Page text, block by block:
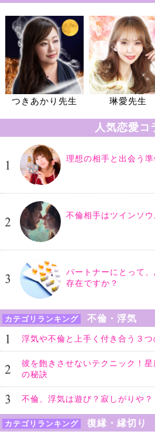
つきあかり先生 琳愛先生
人気恋愛コ
理想の相手と出会う準
不倫相手はツインソウ
パートナーにとって
存在ですか？
カテゴリランキング 不倫・浮気
浮気や不倫と上手く付き合う３つ
彼を飽きさせないテクニック！
の秘訣
不倫、浮気は遊び？寂しがりや？
カテゴリランキング 復縁・縁切り